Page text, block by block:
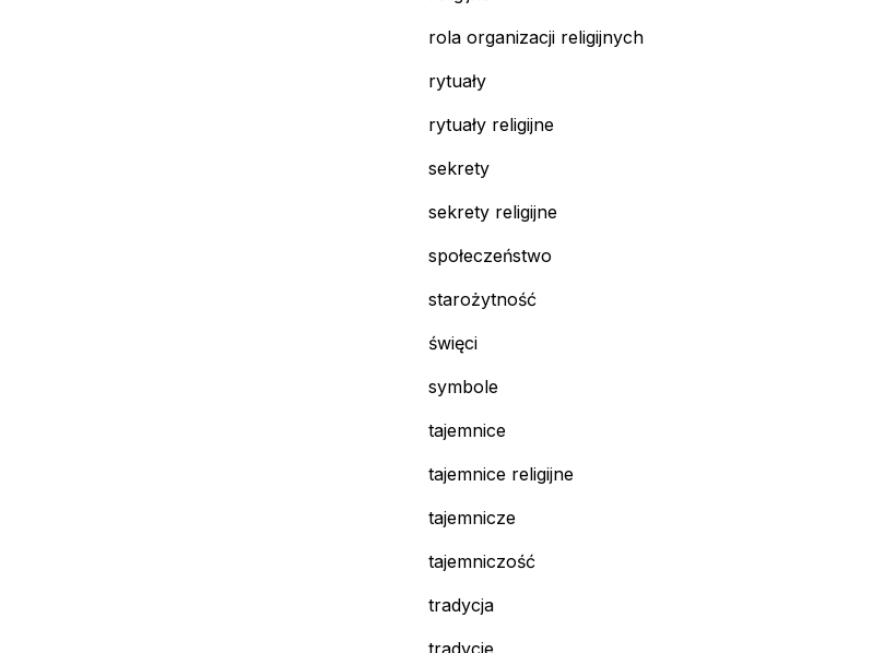
rola organizacji religijnych
rytuały
rytuały religijne
sekrety
sekrety religijne
społeczeństwo
starożytność
święci
symbole
tajemnice
tajemnice religijne
tajemnicze
tajemniczość
tradycja